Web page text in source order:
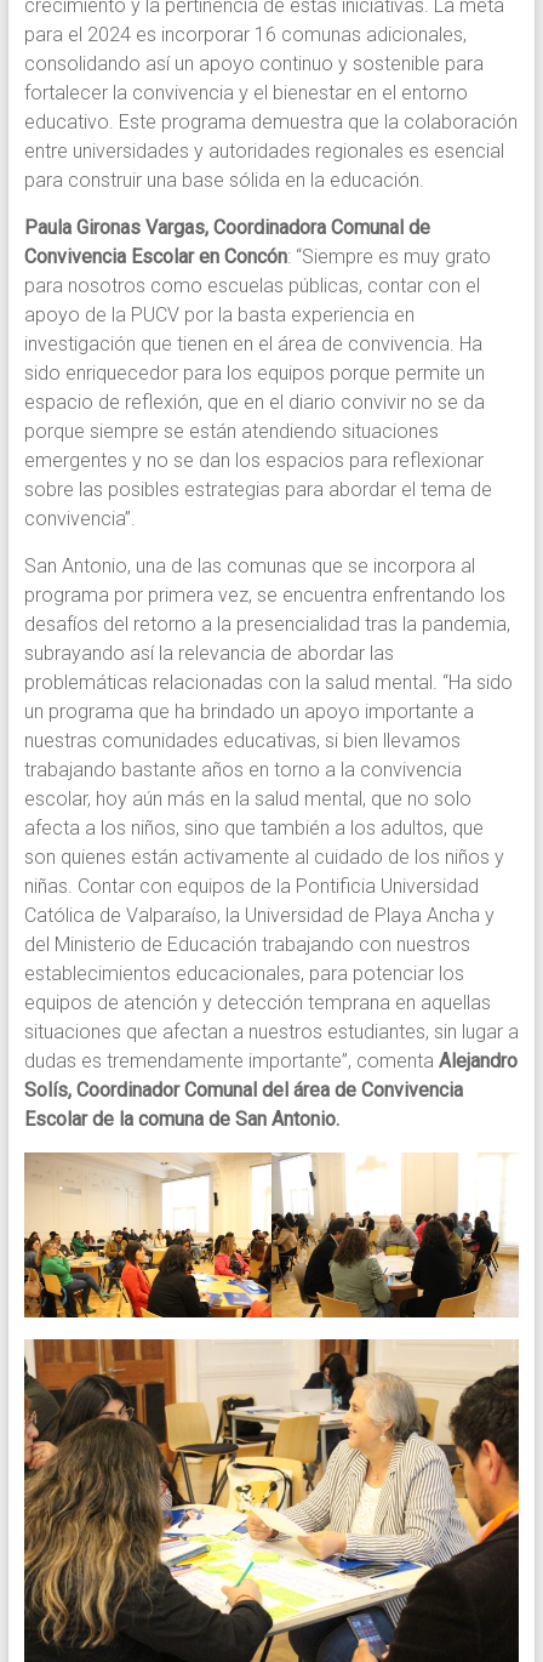
crecimiento y la pertinencia de estas iniciativas. La meta
para el 2024 es incorporar 16 comunas adicionales,
consolidando así un apoyo continuo y sostenible para
fortalecer la convivencia y el bienestar en el entorno
educativo. Este programa demuestra que la colaboración
entre universidades y autoridades regionales es esencial
para construir una base sólida en la educación.
Paula Gironas Vargas, Coordinadora Comunal de
Convivencia Escolar en Concón: “Siempre es muy grato
para nosotros como escuelas públicas, contar con el
apoyo de la PUCV por la basta experiencia en
investigación que tienen en el área de convivencia. Ha
sido enriquecedor para los equipos porque permite un
espacio de reflexión, que en el diario convivir no se da
porque siempre se están atendiendo situaciones
emergentes y no se dan los espacios para reflexionar
sobre las posibles estrategias para abordar el tema de
convivencia”.
San Antonio, una de las comunas que se incorpora al
programa por primera vez, se encuentra enfrentando los
desafíos del retorno a la presencialidad tras la pandemia,
subrayando así la relevancia de abordar las
problemáticas relacionadas con la salud mental. “Ha sido
un programa que ha brindado un apoyo importante a
nuestras comunidades educativas, si bien llevamos
trabajando bastante años en torno a la convivencia
escolar, hoy aún más en la salud mental, que no solo
afecta a los niños, sino que también a los adultos, que
son quienes están activamente al cuidado de los niños y
niñas. Contar con equipos de la Pontificia Universidad
Católica de Valparaíso, la Universidad de Playa Ancha y
del Ministerio de Educación trabajando con nuestros
establecimientos educacionales, para potenciar los
equipos de atención y detección temprana en aquellas
situaciones que afectan a nuestros estudiantes, sin lugar a
dudas es tremendamente importante”, comenta Alejandro
Solís, Coordinador Comunal del área de Convivencia
Escolar de la comuna de San Antonio.